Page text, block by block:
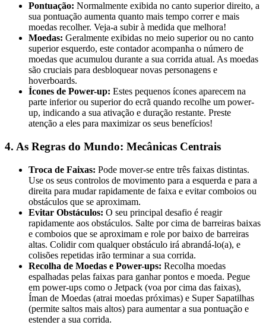
Pontuação: Normalmente exibida no canto superior direito, a
sua pontuação aumenta quanto mais tempo correr e mais
moedas recolher. Veja-a subir à medida que melhora!
Moedas: Geralmente exibidas no meio superior ou no canto
superior esquerdo, este contador acompanha o número de
moedas que acumulou durante a sua corrida atual. As moedas
são cruciais para desbloquear novas personagens e
hoverboards.
Ícones de Power-up: Estes pequenos ícones aparecem na
parte inferior ou superior do ecrã quando recolhe um power-
up, indicando a sua ativação e duração restante. Preste
atenção a eles para maximizar os seus benefícios!
4. As Regras do Mundo: Mecânicas Centrais
Troca de Faixas: Pode mover-se entre três faixas distintas.
Use os seus controlos de movimento para a esquerda e para a
direita para mudar rapidamente de faixa e evitar comboios ou
obstáculos que se aproximam.
Evitar Obstáculos: O seu principal desafio é reagir
rapidamente aos obstáculos. Salte por cima de barreiras baixas
e comboios que se aproximam e role por baixo de barreiras
altas. Colidir com qualquer obstáculo irá abrandá-lo(a), e
colisões repetidas irão terminar a sua corrida.
Recolha de Moedas e Power-ups: Recolha moedas
espalhadas pelas faixas para ganhar pontos e moeda. Pegue
em power-ups como o Jetpack (voa por cima das faixas),
Íman de Moedas (atrai moedas próximas) e Super Sapatilhas
(permite saltos mais altos) para aumentar a sua pontuação e
estender a sua corrida.